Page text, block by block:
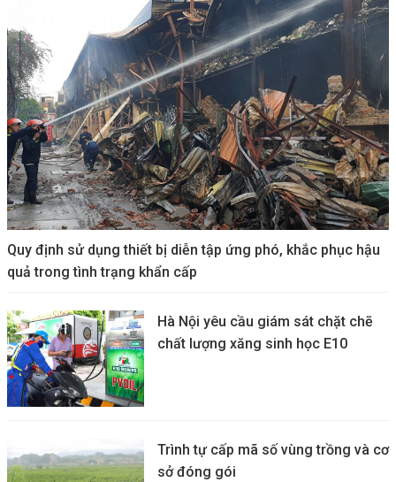
Quy định sử dụng thiết bị diễn tập ứng phó, khắc phục hậu
quả trong tình trạng khẩn cấp
Hà Nội yêu cầu giám sát chặt chẽ
chất lượng xăng sinh học E10
Trình tự cấp mã số vùng trồng và cơ
sở đóng gói